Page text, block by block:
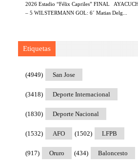
2026 Estadio “Félix Capriles” FINAL
– 5 WILSTERMANN GOL: 6´ Matias Delg...
Etiquetas
San Jose
(4949)
Deporte Internacional
(3418)
Deporte Nacional
(1830)
AFO
(1532) LFPB
(1502)
Oruro
(917) Baloncesto
(434)